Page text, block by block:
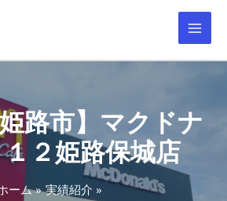
路市】マクドナ
２姫路保城店
ーム
実績紹介